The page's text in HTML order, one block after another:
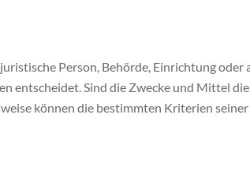
Person, Behörde, Einrichtung oder
entscheidet. Sind die Zwecke und Mittel
können die bestimmten Kriterien